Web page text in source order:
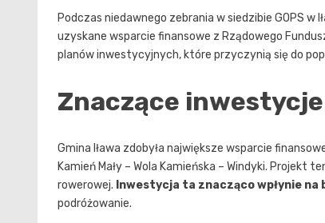
Podczas niedawnego zebrania w siedzibie GOPS
uzyskane wsparcie finansowe z Rządowego
planów inwestycyjnych, które przyczynią się do
Znaczące
Gmina Iława zdobyła największe wsparcie
Kamień Mały – Wola Kamieńska – Windyki.
rowerowej. Inwestycja ta znacząco wpłynie
podróżowanie.